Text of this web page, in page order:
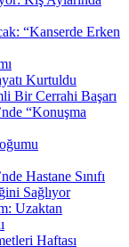
“Kanserde Erken
Kurtuldu
Bir Cerrahi Başarı
“Konuşma
Hastane Sınıfı
Sağlıyor
Uzaktan
Haftası